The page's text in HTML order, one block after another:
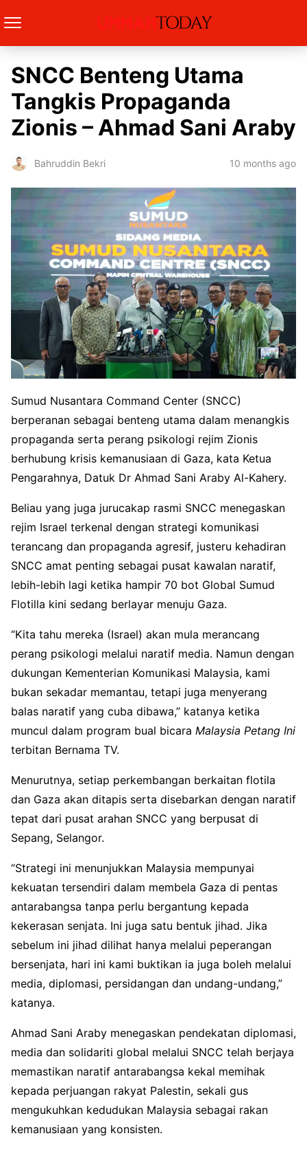
SNCC Benteng Utama
Tangkis Propaganda
Zionis – Ahmad Sani Araby
Bahruddin Bekri 10 months ago
Sumud Nusantara Command Center (SNCC)
berperanan sebagai benteng utama dalam menangkis
propaganda serta perang psikologi rejim Zionis
berhubung krisis kemanusiaan di Gaza, kata Ketua
Pengarahnya, Datuk Dr Ahmad Sani Araby Al-Kahery.
Beliau yang juga jurucakap rasmi SNCC menegaskan
rejim Israel terkenal dengan strategi komunikasi
terancang dan propaganda agresif, justeru kehadiran
SNCC amat penting sebagai pusat kawalan naratif,
lebih-lebih lagi ketika hampir 70 bot Global Sumud
Flotilla kini sedang berlayar menuju Gaza.
“Kita tahu mereka (Israel) akan mula merancang
perang psikologi melalui naratif media. Namun dengan
dukungan Kementerian Komunikasi Malaysia, kami
bukan sekadar memantau, tetapi juga menyerang
balas naratif yang cuba dibawa,” katanya ketika
muncul dalam program bual bicara Malaysia Petang Ini
terbitan Bernama TV.
Menurutnya, setiap perkembangan berkaitan flotila
dan Gaza akan ditapis serta disebarkan dengan naratif
tepat dari pusat arahan SNCC yang berpusat di
Sepang, Selangor.
“Strategi ini menunjukkan Malaysia mempunyai
kekuatan tersendiri dalam membela Gaza di pentas
antarabangsa tanpa perlu bergantung kepada
kekerasan senjata. Ini juga satu bentuk jihad. Jika
sebelum ini jihad dilihat hanya melalui peperangan
bersenjata, hari ini kami buktikan ia juga boleh melalui
media, diplomasi, persidangan dan undang-undang,”
katanya.
Ahmad Sani Araby menegaskan pendekatan diplomasi,
media dan solidariti global melalui SNCC telah berjaya
memastikan naratif antarabangsa kekal memihak
kepada perjuangan rakyat Palestin, sekali gus
mengukuhkan kedudukan Malaysia sebagai rakan
kemanusiaan yang konsisten.